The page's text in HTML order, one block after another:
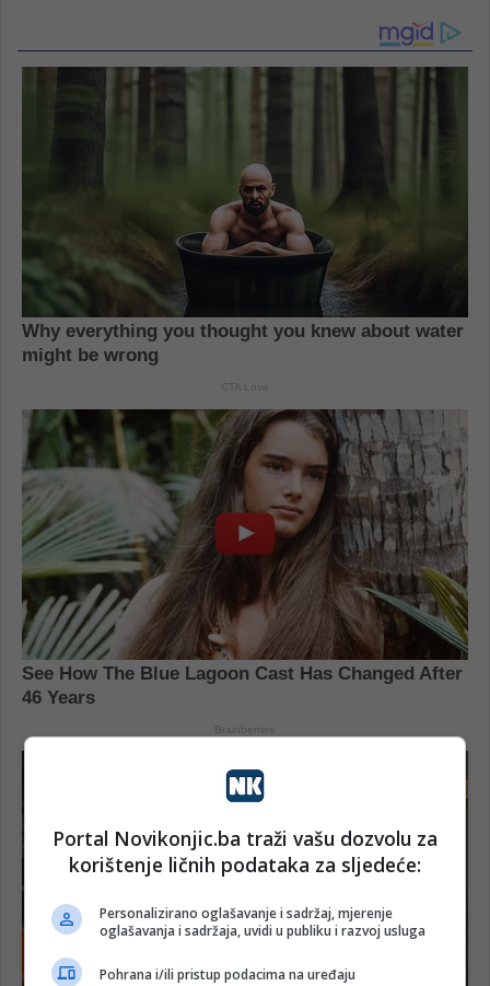
Portal Novikonjic.ba traži vašu dozvolu za
korištenje ličnih podataka za sljedeće:
Personalizirano oglašavanje i sadržaj, mjerenje
oglašavanja i sadržaja, uvidi u publiku i razvoj usluga
Pohrana i/ili pristup podacima na uređaju